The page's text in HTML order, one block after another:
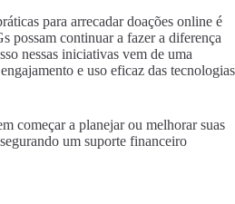
para arrecadar doações online é
possam continuar a fazer a diferença
nessas iniciativas vem de uma
e uso eficaz das tecnologias
começar a planejar ou melhorar suas
um suporte financeiro